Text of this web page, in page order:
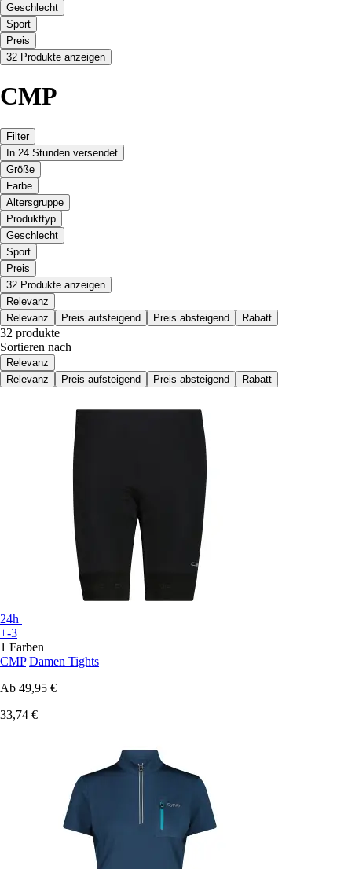
Geschlecht
Sport
Preis
32 Produkte anzeigen
CMP
Filter
In 24 Stunden versendet
Größe
Farbe
Altersgruppe
Produkttyp
Geschlecht
Sport
Preis
32 Produkte anzeigen
Relevanz
Relevanz
Preis aufsteigend Preis absteigend Rabatt
32 produkte
Sortieren nach
Relevanz
Relevanz
Preis aufsteigend Preis absteigend Rabatt
24h
+-3
1 Farben
CMP Damen Tights
Ab 49,95 €
33,74 €